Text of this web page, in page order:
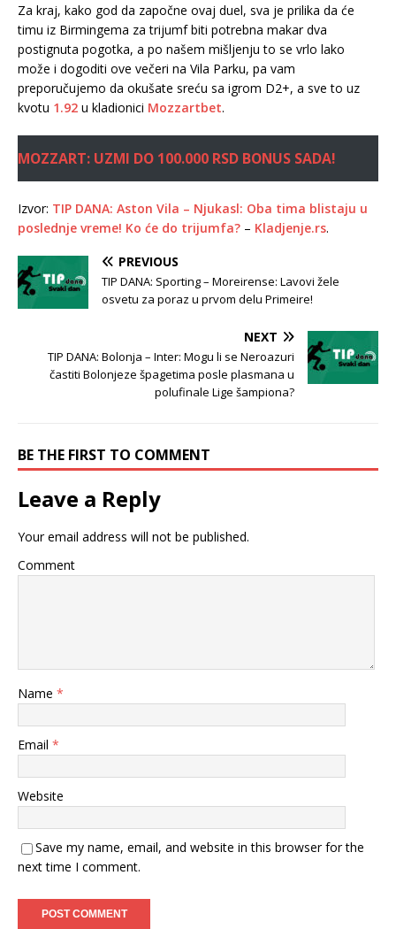
Za kraj, kako god da započne ovaj duel, sva je prilika da će
timu iz Birmingema za trijumf biti potrebna makar dva
postignuta pogotka, a po našem mišljenju to se vrlo lako
može i dogoditi ove večeri na Vila Parku, pa vam
preporučujemo da okušate sreću sa igrom D2+, a sve to uz
kvotu 1.92 u kladionici Mozzartbet.
MOZZART: UZMI DO 100.000 RSD BONUS SADA!
Izvor: TIP DANA: Aston Vila – Njukasl: Oba tima blistaju u
poslednje vreme! Ko će do trijumfa? – Kladjenje.rs.
PREVIOUS
TIP DANA: Sporting – Moreirense: Lavovi žele
osvetu za poraz u prvom delu Primeire!
NEXT
TIP DANA: Bolonja – Inter: Mogu li se Neroazuri
častiti Bolonjeze špagetima posle plasmana u
polufinale Lige šampiona?
BE THE FIRST TO COMMENT
Leave a Reply
Your email address will not be published.
Comment
Name *
Email *
Website
Save my name, email, and website in this browser for the
next time I comment.